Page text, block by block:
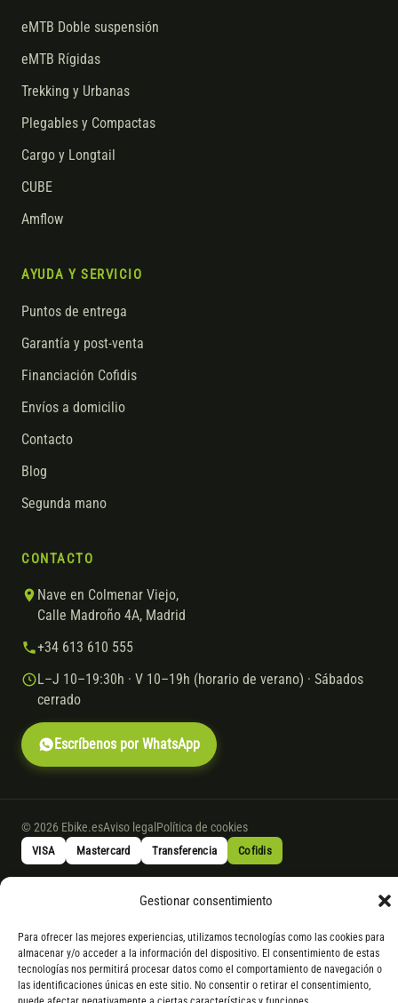
Gestionar consentimiento
Para ofrecer las mejores experiencias, utilizamos tecnologías como las cookies para
almacenar y/o acceder a la información del dispositivo. El consentimiento de estas
tecnologías nos permitirá procesar datos como el comportamiento de navegación o
las identificaciones únicas en este sitio. No consentir o retirar el consentimiento,
eMTB Doble suspensión
eMTB Rígidas
Trekking y Urbanas
Plegables y Compactas
Cargo y Longtail
CUBE
Amflow
AYUDA Y SERVICIO
Puntos de entrega
Garantía y post-venta
Financiación Cofidis
Envíos a domicilio
Contacto
Blog
Segunda mano
CONTACTO
Nave en Colmenar Viejo,
Calle Madroño 4A, Madrid
+34 613 610 555
L–J 10–19:30h · V 10–19h (horario de verano) · Sábados
cerrado
Escríbenos por WhatsApp
© 2026 Ebike.esAviso legal Política de cookies
VISA Mastercard Transferencia Cofidis
* Financiación instantánea con Cofidis hasta 6.000 € sin intereses.
los detallespor WhatsApp.
* Los modelos con entrega inmediata se envían 24 h laborables tras el
pago; los de bajo pedido se confirman con un asesor. Si no fuera posible